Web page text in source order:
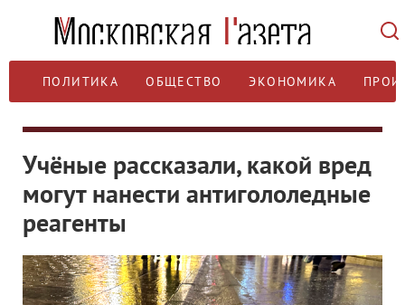
ПОЛИТИКА ОБЩЕСТВО ЭКОНОМИКА
Учёные рассказали, какой вред
могут нанести антигололедные
реагенты